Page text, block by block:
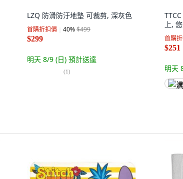
LZQ 防滑防汙地墊 可裁剪, 深灰色
首購折扣價 40%$499
$299
明天 8/9 (日) 預計送達
(1)
上,
首購
$251
明天